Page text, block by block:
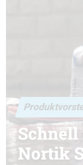
Schnell
Nortik